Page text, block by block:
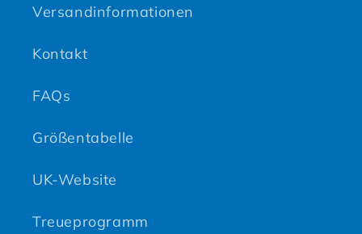
Versandinformationen
Kontakt
FAQs
Größentabelle
UK-Website
Treueprogramm